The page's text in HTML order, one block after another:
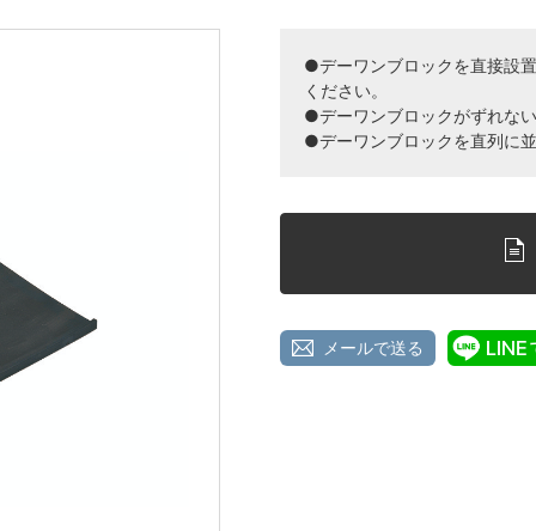
●デーワンブロックを直接設
ください。
●デーワンブロックがずれな
●デーワンブロックを直列に
メールで送る